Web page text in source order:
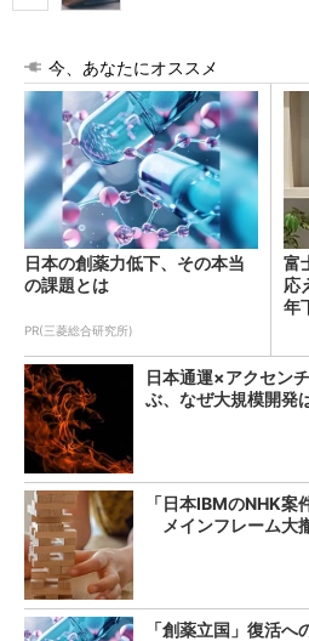
今、あなたにオススメ
日本の創薬力低下、その本当
の課題とは
PR(三菱総合研究所)
富
応
年
日本通運×アクセン
ぶ、なぜ大規模開発
「日本IBMのNHK案
メインフレーム大
「創薬立国」復活へ